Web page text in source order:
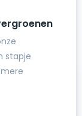
stapje